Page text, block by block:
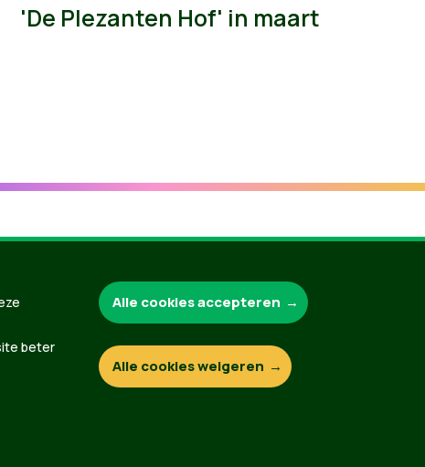
'De Plezanten Hof' in maart
Groen.be
beter
Alle cookies accepteren
Alle cookies weigeren